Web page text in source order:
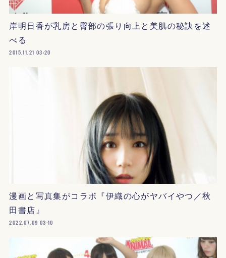
岸明日香が乳房と臀部の張り向上と美肌の秘訣を述
べる
2015.11.21 03:20
漫画と写真集がコラボ『伊織の心がヤバイやつ／秋
田書店』
2022.07.09 03:10